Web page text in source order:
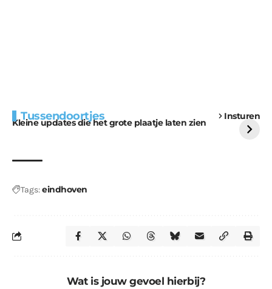
Tussendoortjes Insturen
Kleine updates die het grote plaatje laten zien
voor kabouters
uitdaging
Tags:eindhoven
Wat is jouw gevoel hierbij?